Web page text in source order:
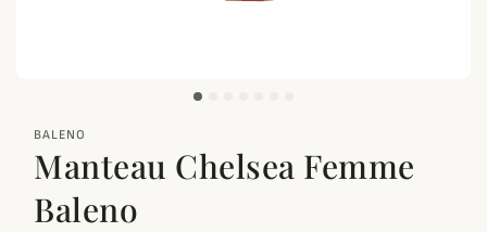
BALENO
Manteau Chelsea Femme
Baleno